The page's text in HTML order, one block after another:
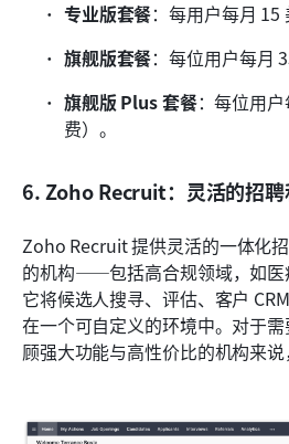
专业版套餐：每用户每月 15
旗舰版套餐：每位用户每月
旗舰版 Plus 套餐：每位用
费）。
6. Zoho Recruit：灵活的招
Zoho Recruit 提供灵活的一体化
的机构——包括高合规领域，如医
它将候选人搜寻、评估、客户
在一个可自定义的环境中。对于
顾强大功能与高性价比的机构来说